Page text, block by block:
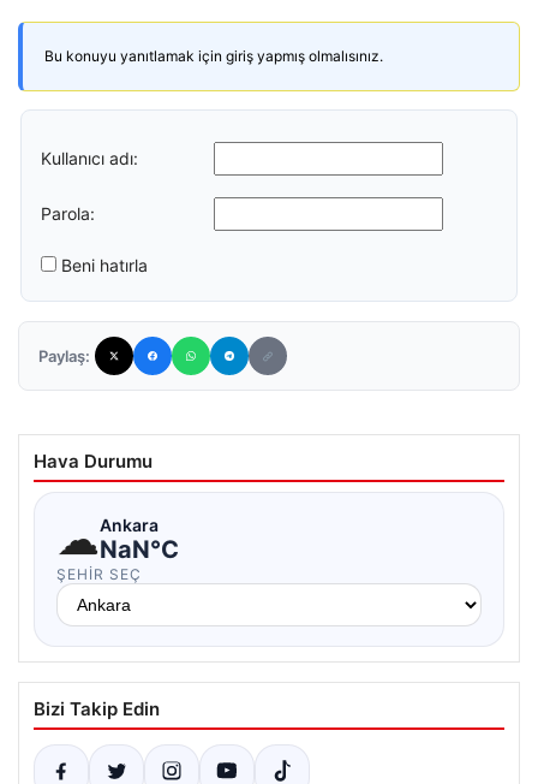
Bu konuyu yanıtlamak için giriş yapmış olmalısınız.
Kullanıcı adı:
Parola:
Beni hatırla
Paylaş:
Hava Durumu
☁Ankara
NaN°C
ŞEHIR SEÇ
Bizi Takip Edin